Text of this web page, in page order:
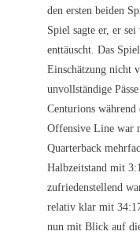
den ersten beiden
Spiel sagte er, er
enttäuscht. Das
Einschätzung nicht
unvollständige
Centurions während
Offensive Line war
Quarterback
Halbzeitstand mit
zufriedenstellend
relativ klar mit
nun mit Blick auf